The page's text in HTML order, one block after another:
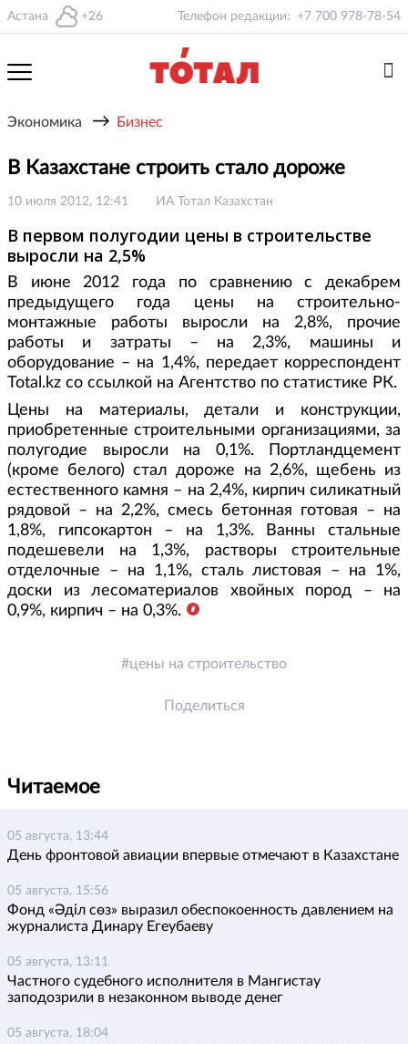
Астана +26 Телефон редакции: +7 700 978-78-54
Экономика → Бизнес
В Казахстане строить стало дороже
10 июля 2012, 12:41 ИА Тотал Казахстан
В первом полугодии цены в строительстве
выросли на 2,5%
В июне 2012 года по сравнению с декабрем
предыдущего года цены на строительно-
монтажные работы выросли на 2,8%, прочие
работы и затраты – на 2,3%, машины и
оборудование – на 1,4%, передает корреспондент
Total.kz со ссылкой на Агентство по статистике РК.
Цены на материалы, детали и конструкции,
приобретенные строительными организациями, за
полугодие выросли на 0,1%. Портландцемент
(кроме белого) стал дороже на 2,6%, щебень из
естественного камня – на 2,4%, кирпич силикатный
рядовой – на 2,2%, смесь бетонная готовая – на
1,8%, гипсокартон – на 1,3%. Ванны стальные
подешевели на 1,3%, растворы строительные
отделочные – на 1,1%, сталь листовая – на 1%,
доски из лесоматериалов хвойных пород – на
0,9%, кирпич – на 0,3%.
цены на строительство
Поделиться
Читаемое
05 августа, 13:44
День фронтовой авиации впервые отмечают в Казахстане
05 августа, 15:56
Фонд «Әділ сөз» выразил обеспокоенность давлением на
журналиста Динару Егеубаеву
05 августа, 13:11
Частного судебного исполнителя в Мангистау
заподозрили в незаконном выводе денег
05 августа, 18:04